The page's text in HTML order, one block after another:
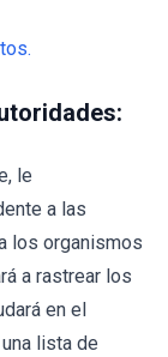
le
a las
los organismos
a rastrear los
en el
lista de